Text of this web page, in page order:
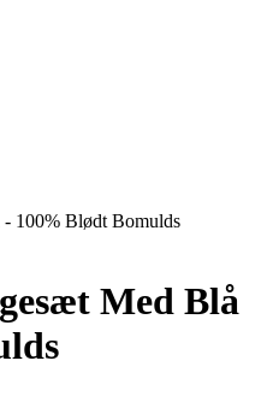
100% Blødt Bomulds
Med Blå